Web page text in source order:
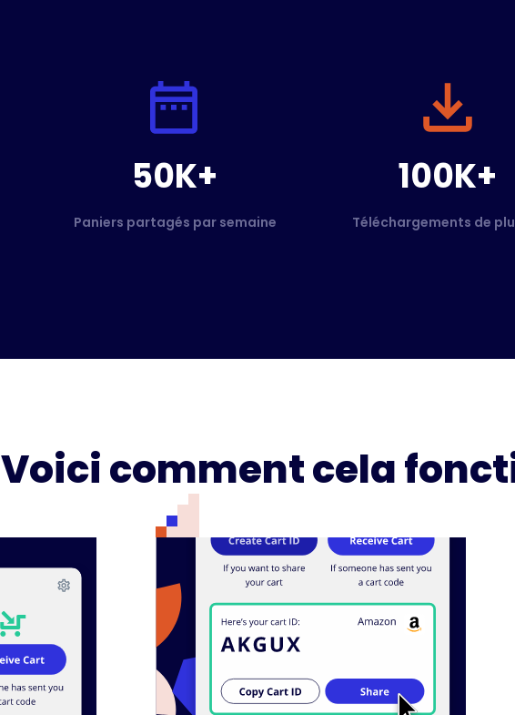
50K+
Paniers partagés par semaine
100K+
Téléchargements de
Voici comment cela